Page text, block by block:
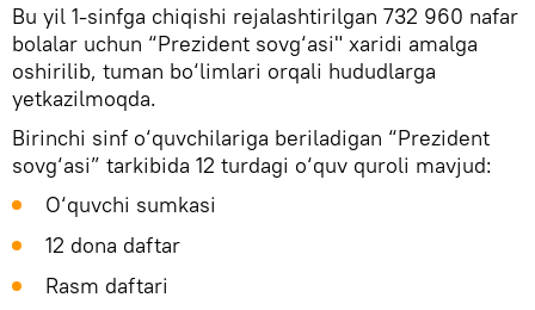
Bu yil 1-sinfga chiqishi rejalashtirilgan 732 960 nafar
bolalar uchun “Prezident sovg‘asi" xaridi amalga
oshirilib, tuman bo‘limlari orqali hududlarga
yetkazilmoqda.
Birinchi sinf o‘quvchilariga beriladigan “Prezident
sovg‘asi” tarkibida 12 turdagi o‘quv quroli mavjud:
O‘quvchi sumkasi
12 dona daftar
Rasm daftari